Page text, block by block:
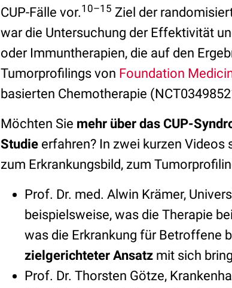
CUP-Fälle vor.10–15 Ziel der
war die Untersuchung der Effektivität
oder Immuntherapien, die auf den
Tumorprofilings von Foundation
basierten Chemotherapie
Möchten Sie mehr über das CUP-
Studie erfahren? In zwei kurzen Videos
zum Erkrankungsbild, zum
Prof. Dr. med. Alwin Krämer,
beispielsweise, was die Therapie
was die Erkrankung für Betroffene
zielgerichteter Ansatz mit sich
Prof. Dr. Thorsten Götze,